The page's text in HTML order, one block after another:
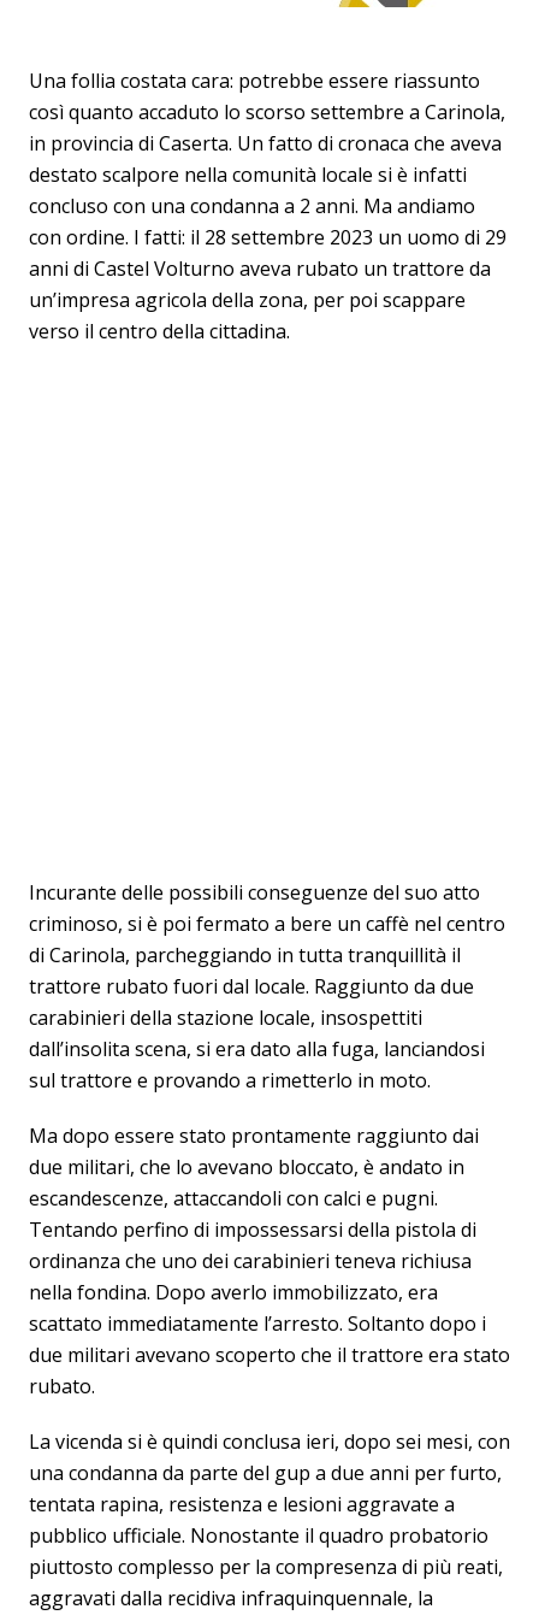
Una follia costata cara: potrebbe essere riassunto
così quanto accaduto lo scorso settembre a Carinola,
in provincia di Caserta. Un fatto di cronaca che aveva
destato scalpore nella comunità locale si è infatti
concluso con una condanna a 2 anni. Ma andiamo
con ordine. I fatti: il 28 settembre 2023 un uomo di 29
anni di Castel Volturno aveva rubato un trattore da
un’impresa agricola della zona, per poi scappare
verso il centro della cittadina.
Incurante delle possibili conseguenze del suo atto
criminoso, si è poi fermato a bere un caffè nel centro
di Carinola, parcheggiando in tutta tranquillità il
trattore rubato fuori dal locale. Raggiunto da due
carabinieri della stazione locale, insospettiti
dall’insolita scena, si era dato alla fuga, lanciandosi
sul trattore e provando a rimetterlo in moto.
Ma dopo essere stato prontamente raggiunto dai
due militari, che lo avevano bloccato, è andato in
escandescenze, attaccandoli con calci e pugni.
Tentando perfino di impossessarsi della pistola di
ordinanza che uno dei carabinieri teneva richiusa
nella fondina. Dopo averlo immobilizzato, era
scattato immediatamente l’arresto. Soltanto dopo i
due militari avevano scoperto che il trattore era stato
rubato.
La vicenda si è quindi conclusa ieri, dopo sei mesi, con
una condanna da parte del gup a due anni per furto,
tentata rapina, resistenza e lesioni aggravate a
pubblico ufficiale. Nonostante il quadro probatorio
piuttosto complesso per la compresenza di più reati,
aggravati dalla recidiva infraquinquennale, la